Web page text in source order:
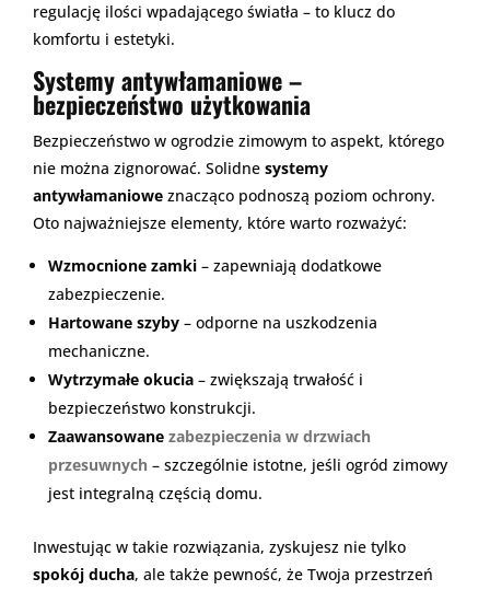
regulację ilości wpadającego światła – to klucz do
komfortu i estetyki.
Systemy antywłamaniowe –
bezpieczeństwo użytkowania
Bezpieczeństwo w ogrodzie zimowym to aspekt, którego
nie można zignorować. Solidne systemy
antywłamaniowe znacząco podnoszą poziom ochrony.
Oto najważniejsze elementy, które warto rozważyć:
Wzmocnione zamki – zapewniają dodatkowe
zabezpieczenie.
Hartowane szyby – odporne na uszkodzenia
mechaniczne.
Wytrzymałe okucia – zwiększają trwałość i
bezpieczeństwo konstrukcji.
Zaawansowane zabezpieczenia w drzwiach
przesuwnych – szczególnie istotne, jeśli ogród zimowy
jest integralną częścią domu.
Inwestując w takie rozwiązania, zyskujesz nie tylko
spokój ducha, ale także pewność, że Twoja przestrzeń